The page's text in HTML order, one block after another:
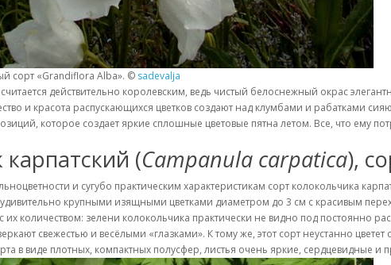
сорт «Grandiflora Alba». © sadevalja
действительно королевским, ведь чистый белоснежный окрас
и красота распускающихся цветков создают над клумбами и рабатками
которое создает яркие сплошные цветовые пятна летом. Все, что ему
(Campanula carpatica),
и сугубо практическим характеристикам сорт колокольчика
крупными изящными цветками диаметром до 3 см с красивым
с их количеством: зелени колокольчика практически не видно под
свежестью и весёлыми «глазками». К тому же, этот сорт неустанно
в виде плотных, компактных полусфер, листья очень яркие, сердцевидные и